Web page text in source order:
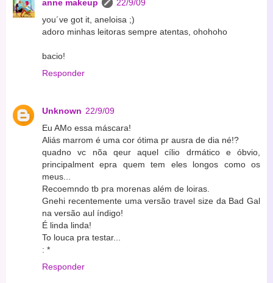
anne makeup
22/9/09
you´ve got it, aneloisa ;)
adoro minhas leitoras sempre atentas, ohohoho
bacio!
Responder
Unknown 22/9/09
Eu AMo essa máscara!
Aliás marrom é uma cor ótima pr ausra de dia né!?
quadno vc nõa qeur aquel cílio drmático e óbvio,
principalment epra quem tem eles longos como os
meus...
Recoemndo tb pra morenas além de loiras.
Gnehi recentemente uma versão travel size da Bad Gal
na versão aul índigo!
É linda linda!
To louca pra testar...
: *
Responder